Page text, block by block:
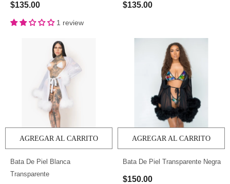
$135.00
1 review
$135.00
AGREGAR AL CARRITO
Bata De Piel Blanca
Transparente
AGREGAR AL CARRITO
Bata De Piel Transparente Negra
$150.00